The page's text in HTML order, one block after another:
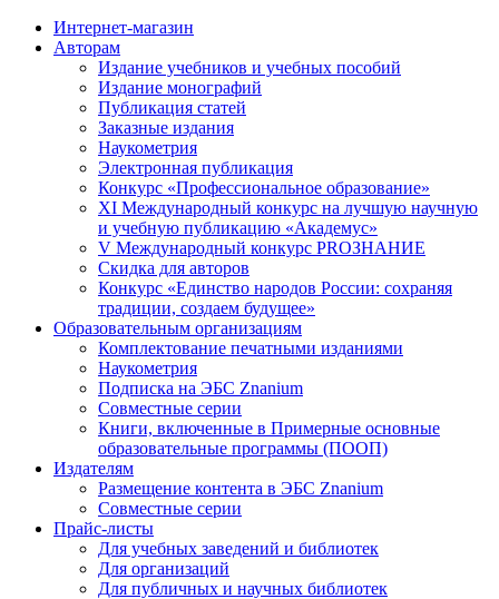
Интернет-магазин
Авторам
Издание учебников и учебных пособий
Издание монографий
Публикация статей
Заказные издания
Наукометрия
Электронная публикация
Конкурс «Профессиональное образование»
XI Международный конкурс на лучшую научную
и учебную публикацию «Академус»
V Международный конкурс PROЗНАНИЕ
Скидка для авторов
Конкурс «Единство народов России: сохраняя
традиции, создаем будущее»
Образовательным организациям
Комплектование печатными изданиями
Наукометрия
Подписка на ЭБС Znanium
Совместные серии
Книги, включенные в Примерные основные
образовательные программы (ПООП)
Издателям
Размещение контента в ЭБС Znanium
Совместные серии
Прайс-листы
Для учебных заведений и библиотек
Для организаций
Для публичных и научных библиотек